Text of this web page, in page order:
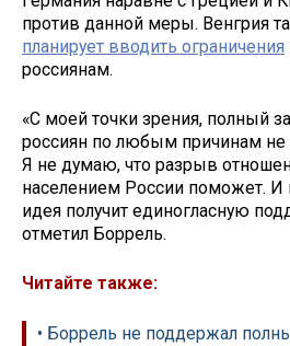
против данной меры. Венгрия
планирует вводить ограничения
россиянам.
«С моей точки зрения, полный
россиян по любым причинам не
Я не думаю, что разрыв
населением России поможет. И
идея получит единогласную
отметил Боррель.
Читайте также:
• Боррель не поддержал